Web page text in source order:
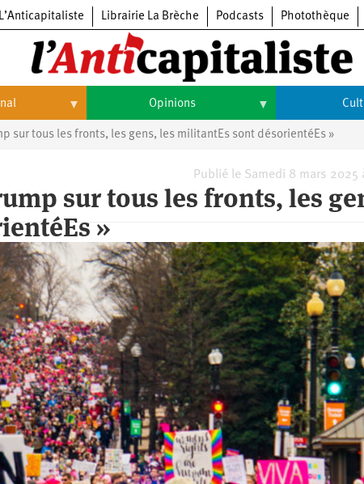
L’Anticapitaliste Librairie La Brèche Podcasts Photothèque
Opinions
Opinions Culture
Arts
Cinéma
Expositions
Livres
Musique
sur tous les fronts, les gens, les militantEs sont désorientéEs »
Publié le Samedi 8 mars 2025
sur tous les fronts, les
»